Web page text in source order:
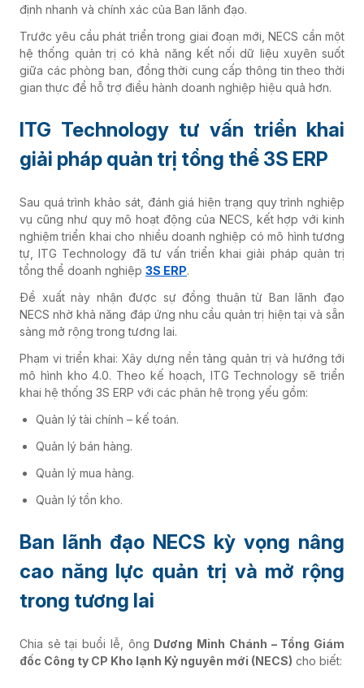
định nhanh và chính xác của Ban lãnh đạo.
Trước yêu cầu phát triển trong giai đoạn mới, NECS cần một
hệ thống quản trị có khả năng kết nối dữ liệu xuyên suốt
giữa các phòng ban, đồng thời cung cấp thông tin theo thời
gian thực để hỗ trợ điều hành doanh nghiệp hiệu quả hơn.
ITG Technology tư vấn triển khai
giải pháp quản trị tổng thể 3S ERP
Sau quá trình khảo sát, đánh giá hiện trạng quy trình nghiệp
vụ cũng như quy mô hoạt động của NECS, kết hợp với kinh
nghiệm triển khai cho nhiều doanh nghiệp có mô hình tương
tự, ITG Technology đã tư vấn triển khai giải pháp quản trị
tổng thể doanh nghiệp 3S ERP.
Đề xuất này nhận được sự đồng thuận từ Ban lãnh đạo
NECS nhờ khả năng đáp ứng nhu cầu quản trị hiện tại và sẵn
sàng mở rộng trong tương lai.
Phạm vi triển khai: Xây dựng nền tảng quản trị và hướng tới
mô hình kho 4.0. Theo kế hoạch, ITG Technology sẽ triển
khai hệ thống 3S ERP với các phân hệ trọng yếu gồm:
Quản lý tài chính – kế toán.
Quản lý bán hàng.
Quản lý mua hàng.
Quản lý tồn kho.
Ban lãnh đạo NECS kỳ vọng nâng
cao năng lực quản trị và mở rộng
trong tương lai
Chia sẻ tại buổi lễ, ông Dương Minh Chánh – Tổng Giám
đốc Công ty CP Kho lạnh Kỷ nguyên mới (NECS) cho biết: